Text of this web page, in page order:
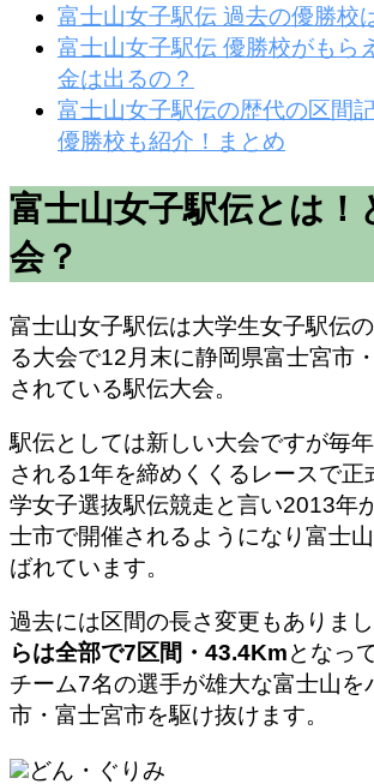
富士山女子駅伝 過去の優勝校
富士山女子駅伝 優勝校がもら
金は出るの？
富士山女子駅伝の歴代の区間
優勝校も紹介！まとめ
富士山女子駅伝とは！
会？
富士山女子駅伝は大学生女子駅伝
る大会で12月末に静岡県富士宮市
されている駅伝大会。
駅伝としては新しい大会ですが毎
される1年を締めくくるレースで正
学女子選抜駅伝競走 と言い2013年
士市で開催されるようになり富士
ばれています。
過去には区間の長さ変更もありま
らは全部で7区間・43.4Kmとなっ
チーム7名の選手が雄大な富士山を
市・富士宮市を駆け抜けます。
どん・ぐりみ